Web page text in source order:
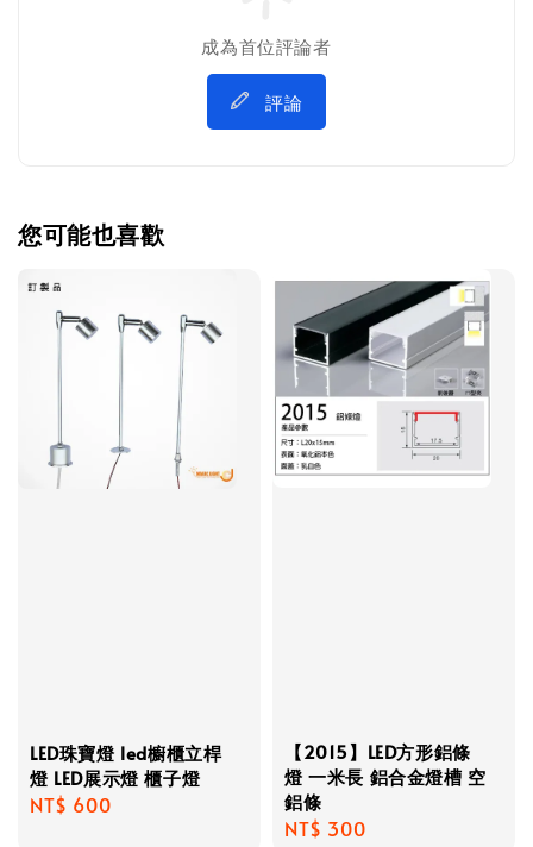
成為首位評論者
評論
您可能也喜歡
LED珠寶燈 led櫥櫃立桿
燈 LED展示燈 櫃子燈
Regular
NT$ 600
【2015】LED方形鋁條
燈 一米長 鋁合金燈槽 空
鋁條
Regular
NT$ 300